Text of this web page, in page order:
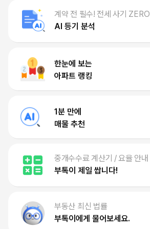
계약 전 필수! 전세 사기 ZERO
AI 등기 분석
한눈에 보는
아파트 랭킹
1분 만에
매물 추천
중개수수료 계산기 / 요율 안내
부톡이 제일 쌉니다!
부동산 최신 법률
부톡이에게 물어보세요.